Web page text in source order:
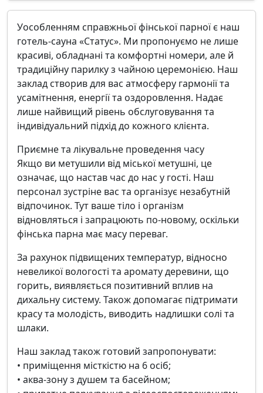
Уособленням справжньої фінської парної є наш
готель-сауна «Статус». Ми пропонуємо не лише
красиві, обладнані та комфортні номери, але й
традиційну парилку з чайною церемонією. Наш
заклад створив для вас атмосферу гармонії та
усамітнення, енергії та оздоровлення. Надає
лише найвищий рівень обслуговування та
індивідуальний підхід до кожного клієнта.
Приємне та лікувальне проведення часу
Якщо ви метушили від міської метушні, це
означає, що настав час до нас у гості. Наш
персонал зустріне вас та організує незабутній
відпочинок. Тут ваше тіло і організм
відновляться і запрацюють по-новому, оскільки
фінська парна має масу переваг.
За рахунок підвищених температур, відносно
невеликої вологості та аромату деревини, що
горить, виявляється позитивний вплив на
дихальну систему. Також допомагає підтримати
красу та молодість, виводить надлишки солі та
шлаки.
Наш заклад також готовий запропонувати:
• приміщення місткістю на 6 осіб;
• аква-зону з душем та басейном;